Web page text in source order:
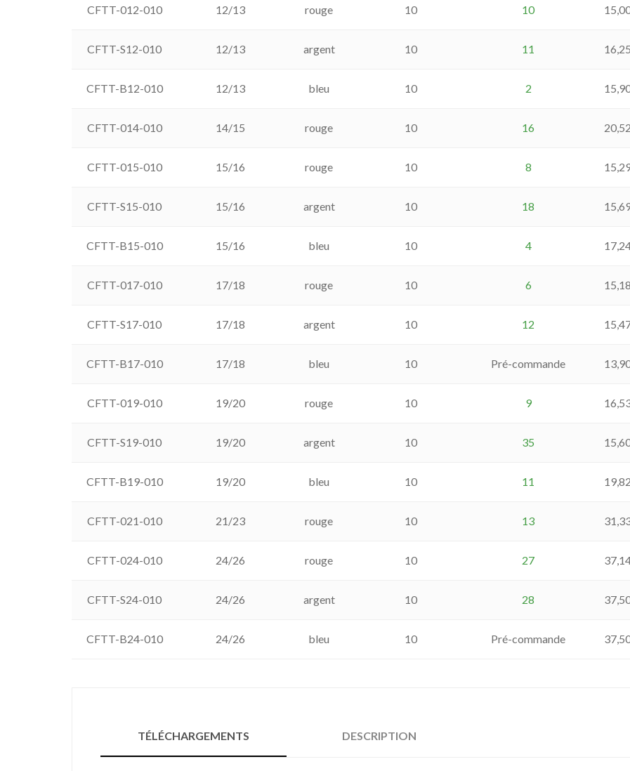
CFTT-012-010 12/13 rouge 10 10
CFTT-S12-010 12/13 argent 10 11 16,25
CFTT-B12-010 12/13 bleu 10 2
CFTT-014-010 14/15 rouge 10 16 20,52
CFTT-015-010 15/16 rouge 10 8
CFTT-S15-010 15/16 argent 10 18
CFTT-B15-010 15/16 bleu 10 4
CFTT-017-010 17/18 rouge 10 6 15,18
CFTT-S17-010 17/18 argent 10 12
CFTT-B17-010 17/18 bleu 10 Pré-commande
CFTT-019-010 19/20 rouge 10 9
CFTT-S19-010 19/20 argent 10 35
CFTT-B19-010 19/20 bleu 10 11 19,82
CFTT-021-010 21/23 rouge 10 13
CFTT-024-010 24/26 rouge 10 27
CFTT-S24-010 24/26 argent 10 28
CFTT-B24-010 24/26 bleu 10 Pré-commande
TÉLÉCHARGEMENTS DESCRIPTION